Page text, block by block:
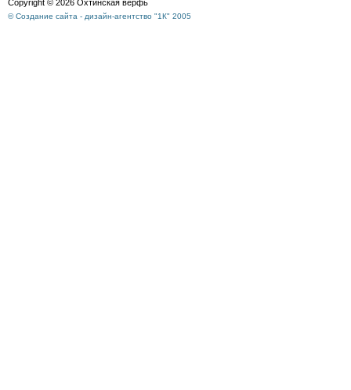
Copyright © 2026 Охтинская верфь
© Создание сайта - дизайн-агентство "1К" 2005